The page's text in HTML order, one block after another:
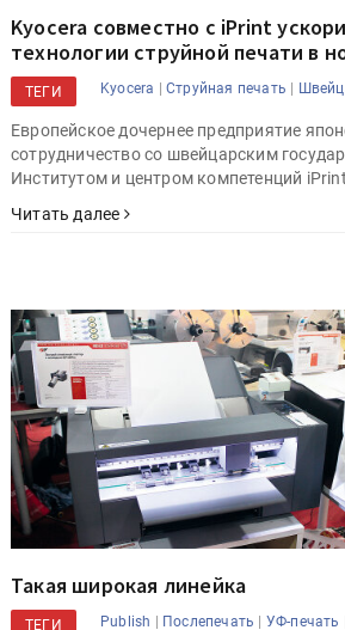
Kyocera совместно с iPrint
технологии струйной печати в
ТЕГИ Kyocera |Струйная печать |
Европейское дочернее предприятие
сотрудничество со швейцарским
Институтом и центром компетенций
Читать далее
Такая широкая линейка
ТЕГИ Publish | Послепечать | УФ-печать